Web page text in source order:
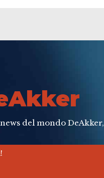
del mondo DeAkker,